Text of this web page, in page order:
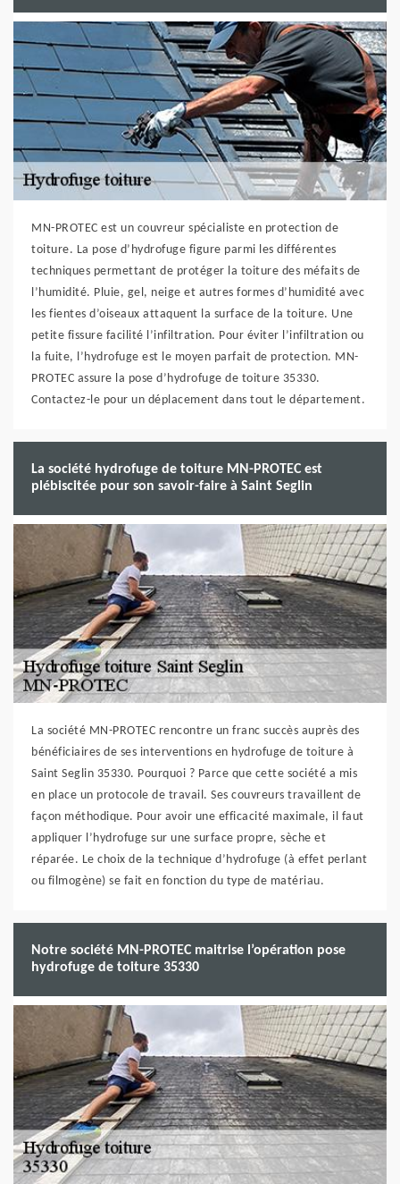
MN-PROTEC est un couvreur spécialiste en protection de
toiture. La pose d’hydrofuge figure parmi les différentes
techniques permettant de protéger la toiture des méfaits de
l’humidité. Pluie, gel, neige et autres formes d’humidité avec
les fientes d’oiseaux attaquent la surface de la toiture. Une
petite fissure facilité l’infiltration. Pour éviter l’infiltration ou
la fuite, l’hydrofuge est le moyen parfait de protection. MN-
PROTEC assure la pose d’hydrofuge de toiture 35330.
Contactez-le pour un déplacement dans tout le département.
La société hydrofuge de toiture MN-PROTEC est
plébiscitée pour son savoir-faire à Saint Seglin
La société MN-PROTEC rencontre un franc succès auprès des
bénéficiaires de ses interventions en hydrofuge de toiture à
Saint Seglin 35330. Pourquoi ? Parce que cette société a mis
en place un protocole de travail. Ses couvreurs travaillent de
façon méthodique. Pour avoir une efficacité maximale, il faut
appliquer l’hydrofuge sur une surface propre, sèche et
réparée. Le choix de la technique d’hydrofuge (à effet perlant
ou filmogène) se fait en fonction du type de matériau.
Notre société MN-PROTEC maitrise l’opération pose
hydrofuge de toiture 35330